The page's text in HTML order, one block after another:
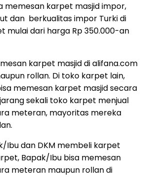
memesan karpet masjid impor,
dan berkualitas impor Turki di
mulai dari harga Rp 350.000-an
karpet masjid di alifana.com
rollan. Di toko karpet lain,
memesan karpet masjid secara
sekali toko karpet menjual
meteran, mayoritas mereka
Ibu dan DKM membeli karpet
Bapak/Ibu bisa memesan
meteran maupun rollan di